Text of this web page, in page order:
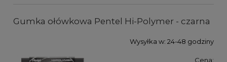
Gumka ołówkowa Pentel Hi-Polymer - czarna
Wysyłka w: 24-48 godziny
Cena: